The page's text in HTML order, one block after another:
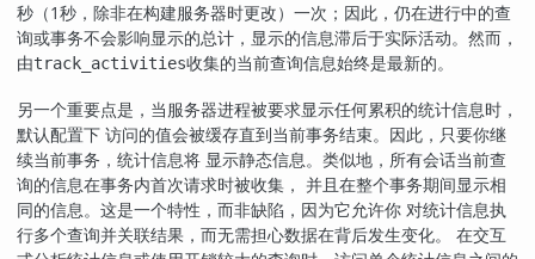
秒（1秒，除非在构建服务器时更改）一次；因此，仍在进行中的查
询或事务不会影响显示的总计，显示的信息滞后于实际活动。然而，
由track_activities收集的当前查询信息始终是最新的。
另一个重要点是，当服务器进程被要求显示任何累积的统计信息时，
默认配置下 访问的值会被缓存直到当前事务结束。因此，只要你继
续当前事务，统计信息将 显示静态信息。类似地，所有会话当前查
询的信息在事务内首次请求时被收集， 并且在整个事务期间显示相
同的信息。这是一个特性，而非缺陷，因为它允许你 对统计信息执
行多个查询并关联结果，而无需担心数据在背后发生变化。 在交互